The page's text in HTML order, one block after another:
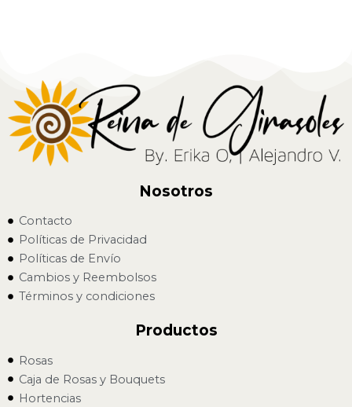
Nosotros
Contacto
Políticas de Privacidad
Políticas de Envío
Cambios y Reembolsos
Términos y condiciones
Productos
Rosas
Caja de Rosas y Bouquets
Hortencias